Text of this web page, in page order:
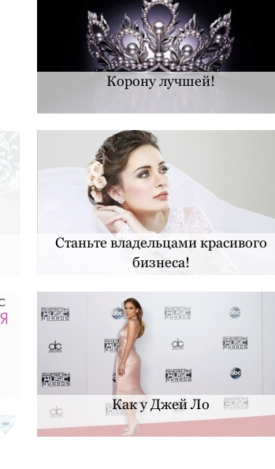
Корону лучшей!
Станьте владельцами красивого
бизнеса!
Как у Джей Ло